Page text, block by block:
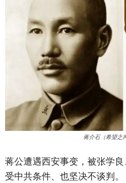
蒋介石（希望之
蒋公遭遇西安事变，被张学
受中共条件、也坚决不谈判。